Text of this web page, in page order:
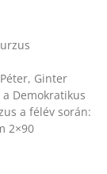
Ginter
a Demokratikus
a félév során:
2×90